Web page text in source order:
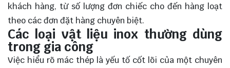
khách hàng, từ số lượng đơn chiếc cho đến hàng loạt
theo các đơn đặt hàng chuyên biệt.
Các loại vật liệu inox thường dùng
trong gia công
Việc hiểu rõ mác thép là yếu tố cốt lõi của một chuyên